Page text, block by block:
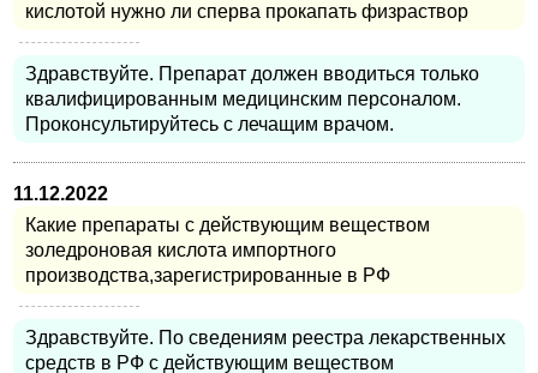
кислотой нужно ли сперва прокапать физраствор
Здравствуйте. Препарат должен вводиться только
квалифицированным медицинским персоналом.
Проконсультируйтесь с лечащим врачом.
11.12.2022
Какие препараты с действующим веществом
золедроновая кислота импортного
производства,зарегистрированные в РФ
Здравствуйте. По сведениям реестра лекарственных
средств в РФ с действующим веществом